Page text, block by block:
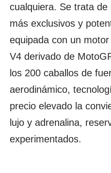
cualquiera. Se trata
más exclusivos y
equipada con un
V4 derivado de
los 200 caballos de
aerodinámico,
precio elevado la
lujo y adrenalina,
experimentados.